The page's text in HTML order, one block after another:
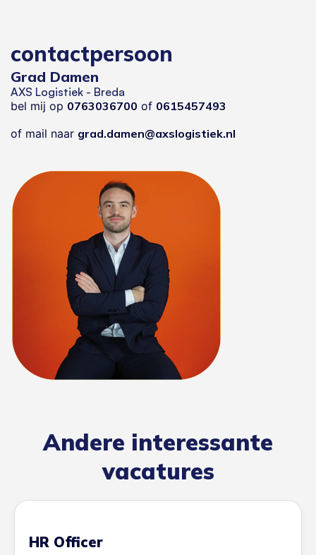
contactpersoon
Grad Damen
AXS Logistiek - Breda
bel mij op 0763036700 of 0615457493
of mail naar grad.damen@axslogistiek.nl
Andere interessante
vacatures
HR Officer